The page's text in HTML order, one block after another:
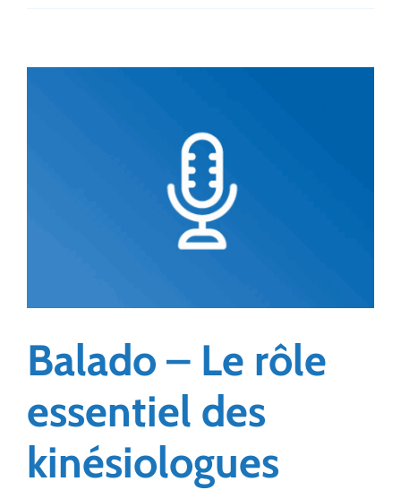
Balado – Le rôle
essentiel des
kinésiologues